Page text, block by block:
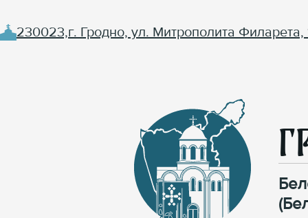
230023,г. Гродно, ул. Митрополита Филарета,